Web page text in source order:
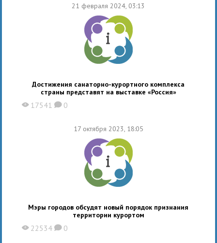
21 февраля 2024, 03:13
Достижения санаторно-курортного комплекса
страны представят на выставке «Россия»
X 17541 K 0
17 октября 2023, 18:05
Мэры городов обсудят новый порядок признания
территории курортом
X 22534 K 0